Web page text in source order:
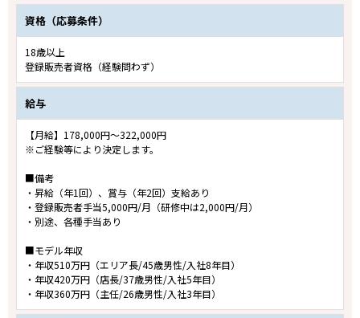
資格（応募条件）
18歳以上
登録販売者資格（経験問わず）
給与
【月給】178,000円～322,000円
※ご経験等により決定します。
■備考
・昇給（年1回）、賞与（年2回）支給あり
・登録販売者手当5,000円/月（研修中は2,000円/月）
・別途、各種手当あり
■モデル年収
・年収510万円（エリア長/45歳男性/入社8年目）
・年収420万円（店長/37歳男性/入社5年目）
・年収360万円（主任/26歳男性/入社3年目）